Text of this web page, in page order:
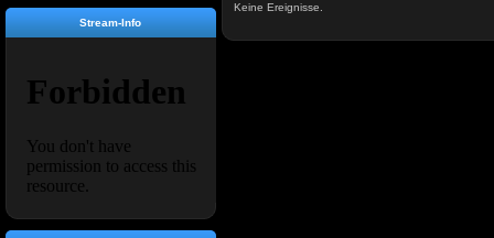
Stream-Info
Keine Ereignisse.